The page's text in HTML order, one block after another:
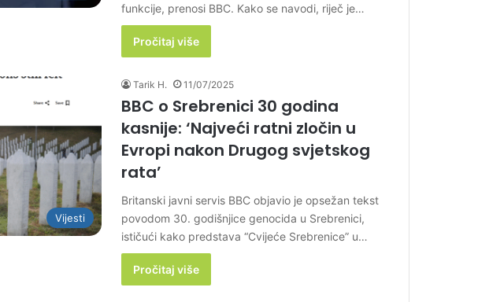
funkcije, prenosi BBC. Kako se navodi, riječ je…
Pročitaj više
Vijesti
Tarik H. 11/07/2025
BBC o Srebrenici 30 godina
kasnije: ‘Najveći ratni zločin u
Evropi nakon Drugog svjetskog
rata’
Britanski javni servis BBC objavio je opsežan tekst
povodom 30. godišnjice genocida u Srebrenici,
ističući kako predstava “Cvijeće Srebrenice” u…
Pročitaj više